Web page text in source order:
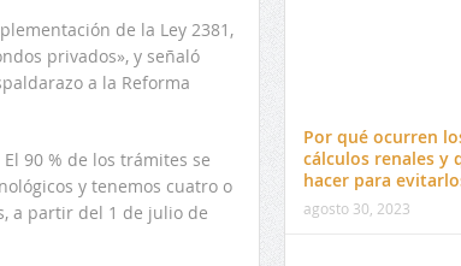
de la Ley 2381,
privados», y señaló
a la Reforma
90 % de los trámites se
y tenemos cuatro o
a partir del 1 de julio de
Por qué ocurren
cálculos renales y
hacer para
agosto 30, 2023
nuevo Contralor
El 17 de enero vence
venta de pines para
preuniversitario de la